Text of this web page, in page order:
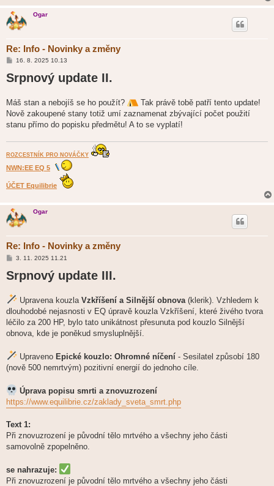
Ogar
Re: Info - Novinky a změny
P
í
s
v
e
16. 8. 2025 10.13
Srpnový update II.
Máš stan a nebojíš se ho použít?
Tak právě tobě patří tento update!
Nově zakoupené stany totiž umí zaznamenat zbývající počet použití
stanu přímo do popisku předmětu! A to se vyplatí!
ROZCESTNÍK PRO NOVÁČKY
NWN:EE EQ 5
ÚČET Equilibrie
Ogar
Re: Info - Novinky a změny
P
í
s
ě
v
e
k
3. 11. 2025 11.21
Srpnový update III.
Upravena kouzla Vzkříšení a Silnější obnova (klerik). Vzhledem k
dlouhodobé nejasnosti v EQ úpravě kouzla Vzkříšení, které živého tvora
léčilo za 200 HP, bylo tato unikátnost přesunuta pod kouzlo Silnější
obnova, kde je poněkud smysluplnější.
Upraveno Epické kouzlo: Ohromné níčení - Sesilatel způsobí 180
(nově 500 nemrtvým) pozitivní energií do jednoho cíle.
Úprava popisu smrti a znovuzrození
https://www.equilibrie.cz/zaklady_sveta_smrt.php
Text 1:
Při znovuzrození je původní tělo mrtvého a všechny jeho části
samovolně zpopelněno.
se nahrazuje:
Při znovuzrození je původní tělo mrtvého a všechny jeho části